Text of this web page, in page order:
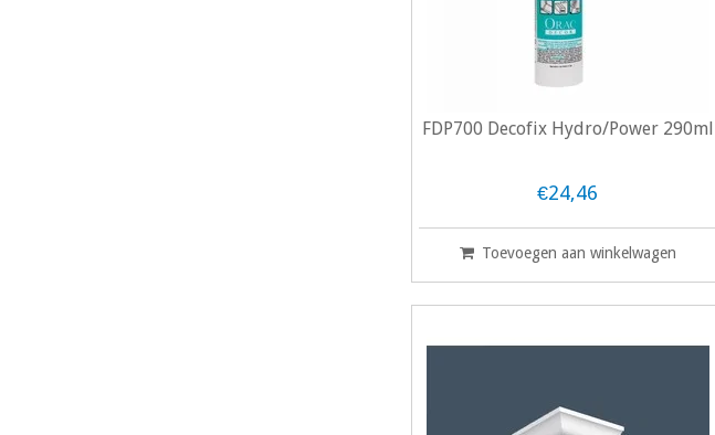
FDP700 Decofix Hydro/Power 290ml
€24,46
Toevoegen aan winkelwagen